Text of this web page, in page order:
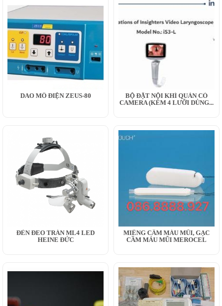
DAO MỔ ĐIỆN ZEUS-80
BỘ ĐẶT NỘI KHÍ QUẢN CÓ
CAMERA (KÈM 4 LƯỠI DÙNG...
ĐÈN ĐEO TRÁN ML4 LED
HEINE ĐỨC
MIẾNG CẦM MÁU MŨI, GẠC
CẦM MÁU MŨI MEROCEL